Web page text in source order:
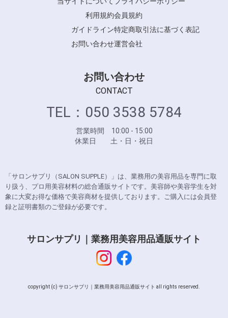
利用規約会員規約
ガイドライン特定商取引法に基づく表記
お問い合わせ運営会社
お問い合わせ
CONTACT
TEL：050 3538 5784
営業時間 10:00 - 15:00
休業日 土・日・祝日
「サロンサプリ（SALON SUPPLE）」は、業務用の美容用品を専門に取
り扱う、プロ用美容材料の総合通販サイトです。美容師や美容学生を対
象に大変お得な価格で美容商材を提供しております。ご購入には会員登
録と証明書類のご登録が必要です。
サロンサプリ｜業務用美容用品通販サイト
copyright (c) サロンサプリ｜業務用美容用品通販サイト all rights reserved.